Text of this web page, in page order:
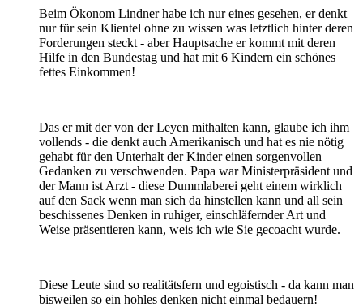
Beim Ökonom Lindner habe ich nur eines gesehen, er denkt
nur für sein Klientel ohne zu wissen was letztlich hinter deren
Forderungen steckt - aber Hauptsache er kommt mit deren
Hilfe in den Bundestag und hat mit 6 Kindern ein schönes
fettes Einkommen!
Das er mit der von der Leyen mithalten kann, glaube ich ihm
vollends - die denkt auch Amerikanisch und hat es nie nötig
gehabt für den Unterhalt der Kinder einen sorgenvollen
Gedanken zu verschwenden. Papa war Ministerpräsident und
der Mann ist Arzt - diese Dummlaberei geht einem wirklich
auf den Sack wenn man sich da hinstellen kann und all sein
beschissenes Denken in ruhiger, einschläfernder Art und
Weise präsentieren kann, weis ich wie Sie gecoacht wurde.
Diese Leute sind so realitätsfern und egoistisch - da kann man
bisweilen so ein hohles denken nicht einmal bedauern!